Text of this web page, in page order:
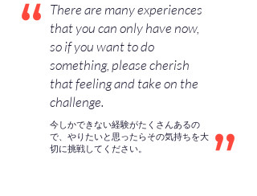
There are many experiences
that you can only have now,
so if you want to do
something, please cherish
that feeling and take on the
challenge.
今しかできない経験がたくさんあるの
で、やりたいと思ったらその気持ちを大
切に挑戦してください。